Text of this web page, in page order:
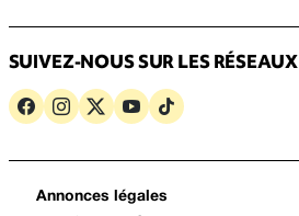
SUIVEZ-NOUS SUR LES RÉSEAUX
Annonces légales